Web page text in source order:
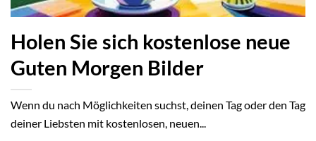
Holen Sie sich kostenlose neue
Guten Morgen Bilder
Wenn du nach Möglichkeiten suchst, deinen Tag oder den Tag
deiner Liebsten mit kostenlosen, neuen...